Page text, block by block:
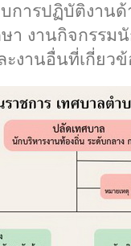
ปฏิบัติงานด้า
า งานกิจกรรม
งานอื่นที่เกี่ยว